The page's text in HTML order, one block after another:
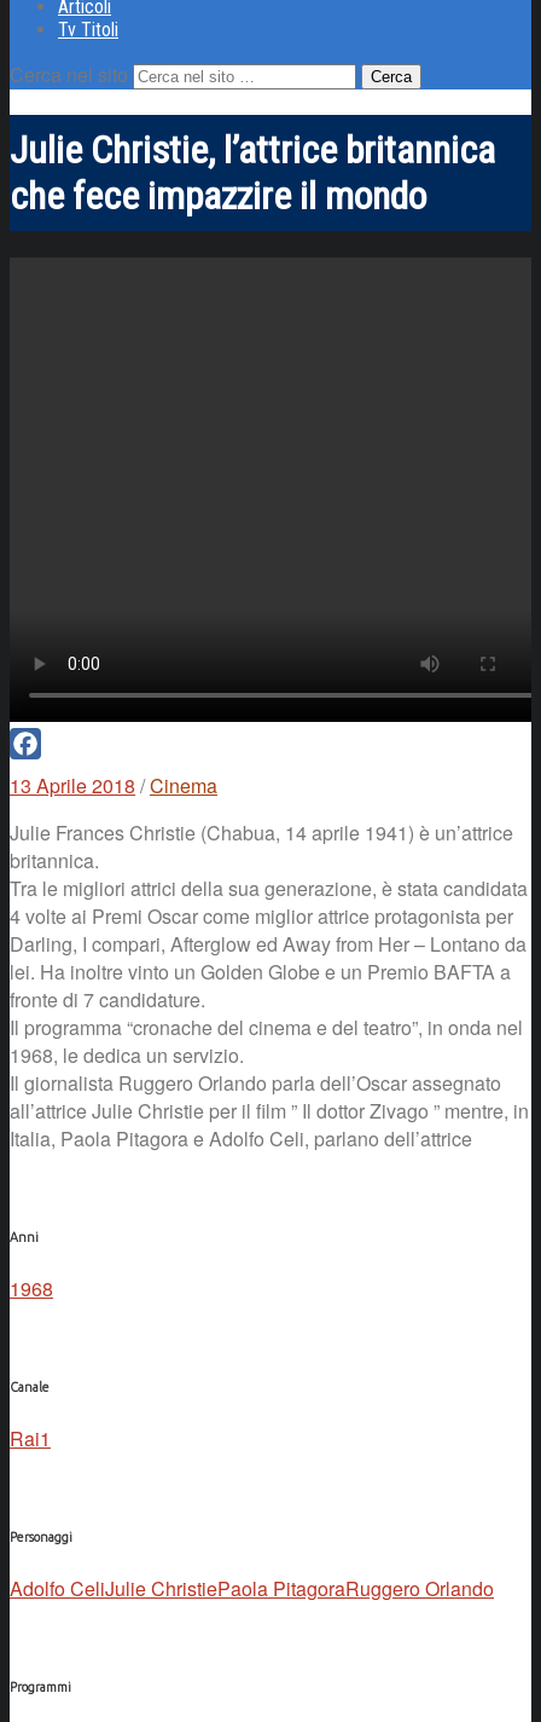
Articoli
Tv Titoli
Cerca nel sito
Julie Christie, l’attrice britannica
che fece impazzire il mondo
Facebook
13 Aprile 2018 /Cinema
Julie Frances Christie (Chabua, 14 aprile 1941) è un’attrice
britannica.
Tra le migliori attrici della sua generazione, è stata candidata
4 volte ai Premi Oscar come miglior attrice protagonista per
Darling, I compari, Afterglow ed Away from Her – Lontano da
lei. Ha inoltre vinto un Golden Globe e un Premio BAFTA a
fronte di 7 candidature.
Il programma “cronache del cinema e del teatro”, in onda nel
1968, le dedica un servizio.
Il giornalista Ruggero Orlando parla dell’Oscar assegnato
all’attrice Julie Christie per il film ” Il dottor Zivago ” mentre, in
Italia, Paola Pitagora e Adolfo Celi, parlano dell’attrice
Anni
1968
Canale
Rai1
Personaggi
Adolfo CeliJulie ChristiePaola PitagoraRuggero Orlando
Programmi